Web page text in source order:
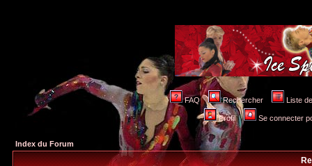
FAQ Rechercher Liste
Profil Se connecter
Index du Forum